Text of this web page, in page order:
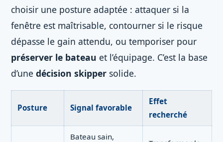
choisir une posture adaptée : attaquer si la
fenêtre est maîtrisable, contourner si le risque
dépasse le gain attendu, ou temporiser pour
préserver le bateau et l’équipage. C’est la base
d’une décision skipper solide.
Posture Signal favorable
Effet
recherché
Bateau sain,